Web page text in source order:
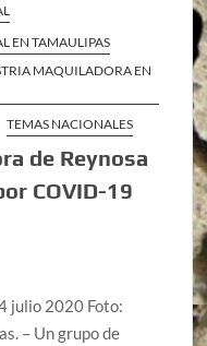
EN TAMAULIPAS
MAQUILADORA EN
TEMAS NACIONALES
de Reynosa
COVID-19
julio 2020 Foto:
– Un grupo de